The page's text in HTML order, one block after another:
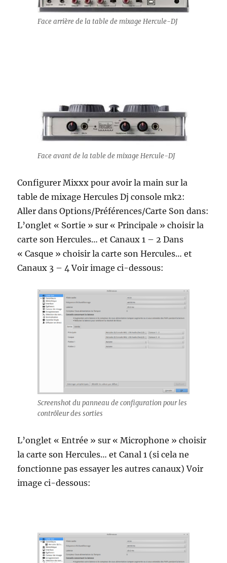
Face arrière de la table de mixage Hercule-DJ
Face avant de la table de mixage Hercule-DJ
Configurer Mixxx pour avoir la main sur la
table de mixage Hercules Dj console mk2:
Aller dans Options/Préférences/Carte Son dans:
L’onglet « Sortie » sur « Principale » choisir la
carte son Hercules… et Canaux 1 – 2 Dans
« Casque » choisir la carte son Hercules… et
Canaux 3 – 4 Voir image ci-dessous:
Screenshot du panneau de configuration pour les
contrôleur des sorties
L’onglet « Entrée » sur « Microphone » choisir
la carte son Hercules… et Canal 1 (si cela ne
fonctionne pas essayer les autres canaux) Voir
image ci-dessous: